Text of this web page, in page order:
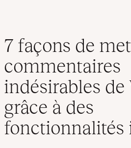
7 façons de
commentaires
indésirables de
grâce à des
fonctionnalités